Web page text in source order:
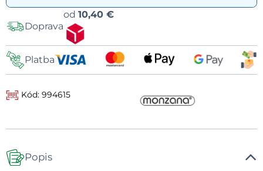
Doprava
od 10,40 €
Platba
Kód: 994615
Popis